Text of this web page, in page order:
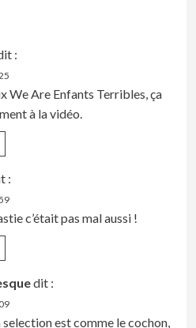
:
We Are Enfants Terribles, ça
à la vidéo.
:
c’était pas mal aussi !
dit :
selection est comme le cochon,